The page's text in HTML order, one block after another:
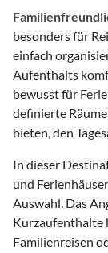
besonders für
einfach
Aufenthalts
bewusst für
definierte
bieten, den
In dieser
und
Auswahl. Das
Kurzaufenthalte
Familienreisen